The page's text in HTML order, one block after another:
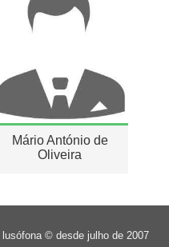
Mário António de
Oliveira
© desde julho de 2007